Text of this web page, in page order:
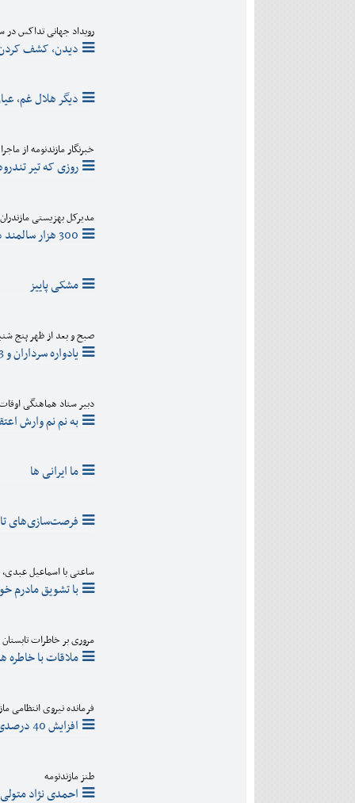
رویداد جهانی تداکس در
دیدن، کشف
دیگر هلال غم،
خبرنگار مازندنومه از
روزی که تیر
مدیرکل بهزیستی
300 هزار سالمند در مازندران داریم/ شهر دوستدار سالمند ساخته می‌شود
مشکی پاییز
صبح و بعد از ظهر پنج
یادواره سرداران و 323 شهید اطلاعات سپاه برگزار می شود
دبیر ستاد هماهنگی
به نم نم وارش
ما ایرانی ها
فرصت‌سازی‌های
ساعتی با اسماعیل
با تشویق مادرم
مروری بر خاطرات
ملاقات با خاطره
فرمانده نیروی انتظامی
افزایش 40 درصدی برخورد با زمین خواری/کاهش 29 درصدی قتل
طنز مازندنومه
احمدی نژاد